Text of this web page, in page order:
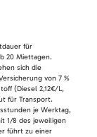
für
20 Miettagen.
sich die
von 7 %
(Diesel 2,12€/L,
für Transport.
je Werktag,
1/8 des jeweiligen
führt zu einer